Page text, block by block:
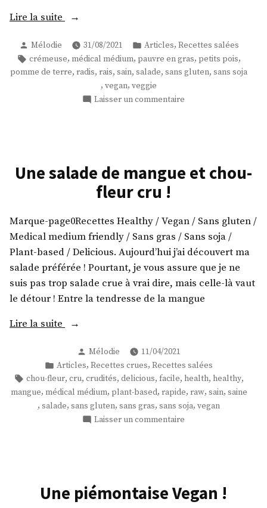
Lire la suite
« Une
de
pommes
de
terre
petits
! »
Publié
par
Mélodie 31/08/2021
Publié
dans
Articles, Recettes salées
Étiquettes :
crémeuse, médical médium, pauvre en gras, petits pois,
pomme de terre, radis, rais, sain, salade, sans gluten, sans soja
, vegan, veggie
Laisser un commentaire
terre
radis
petits
pois
crus
!
Une salade de mangue et chou-
fleur cru !
Marque-page0Recettes Healthy / Vegan / Sans gluten /
Medical medium friendly / Sans gras / Sans soja /
Plant-based / Delicious. Aujourd’hui j’ai découvert ma
salade préférée ! Pourtant, je vous assure que je ne
suis pas trop salade crue à vrai dire, mais celle-là vaut
le détour ! Entre la tendresse de la mangue
Lire la suite
« Une
mangue
et
fleur
Publié
par
Mélodie
11/04/2021
Publié
dans
Articles, Recettes crues, Recettes salées
Étiquettes :
chou-fleur, cru, crudités, delicious, facile, health, healthy,
mangue, médical médium, plant-based, rapide, raw, sain, saine
, salade, sans gluten, sans gras, sans soja, vegan
Laisser un commentaire
chou-
Une piémontaise Vegan !